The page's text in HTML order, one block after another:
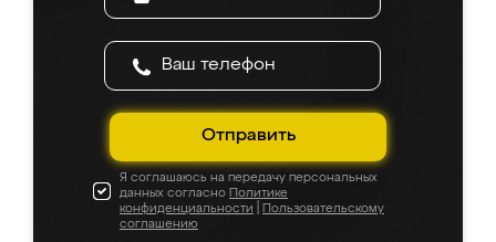
Отправить
Я соглашаюсь на передачу персональных
данных согласно Политике
конфиденциальности
Пользовательскому
соглашению